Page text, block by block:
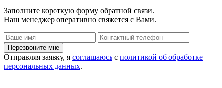
Заполните короткую форму обратной связи.
Наш менеджер оперативно свяжется с Вами.
Отправляя заявку, я соглашаюсь с политикой об обработке
персональных данных.